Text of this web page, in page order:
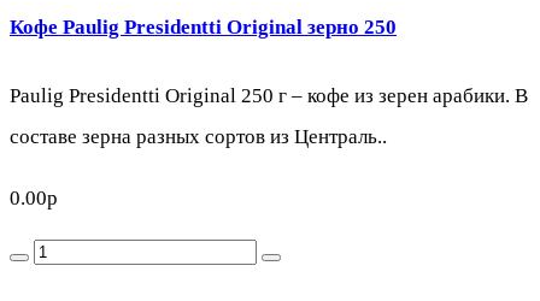
Кофе Paulig Presidentti Original зерно 250
Paulig Presidentti Original 250 г – кофе из зерен арабики. В
составе зерна разных сортов из Централь..
0.00р